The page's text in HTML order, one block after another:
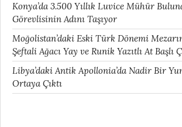
Konya’da 3.500 Yıllık Luvice Mühür
Görevlisinin Adını Taşıyor
Moğolistan’daki Eski Türk Dönemi
Şeftali Ağacı Yay ve Runik Yazıtlı At Başlı
Libya’daki Antik Apollonia’da Nadir Bir
Ortaya Çıktı